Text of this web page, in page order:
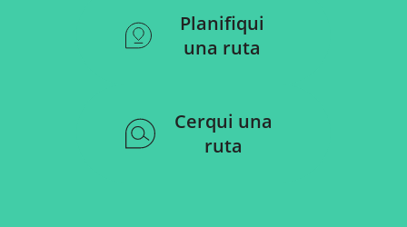
Planifiqui
una ruta
Cerqui una
ruta